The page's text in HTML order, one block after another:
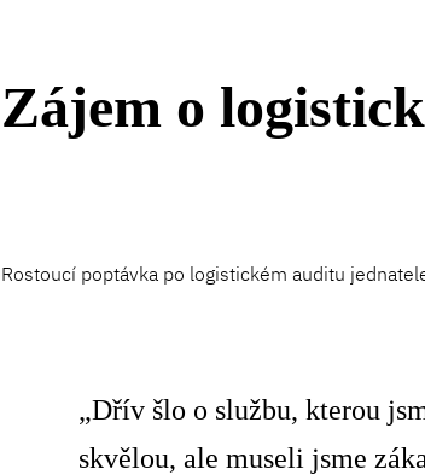
Zájem o
Rostoucí poptávka po logistickém auditu
„Dřív šlo o službu, kterou
skvělou, ale museli jsme